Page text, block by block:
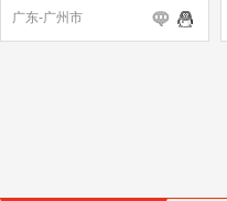
广东-广州市